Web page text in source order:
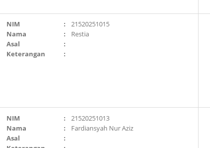
NIM :
21520251015
Nama
:
Restia
Asal
:
Keterangan
:
NIM :
21520251013
Nama
:
Fardiansyah Nur Aziz
Asal
: